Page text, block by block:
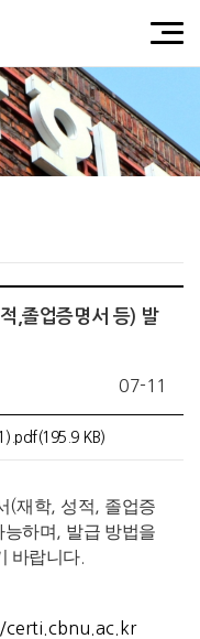
,졸업증명서 등) 발
07-11
KB)
(재학, 성적
졸업증
능하며
발급 방법을
바랍니다.
certi.cbnu.ac.kr